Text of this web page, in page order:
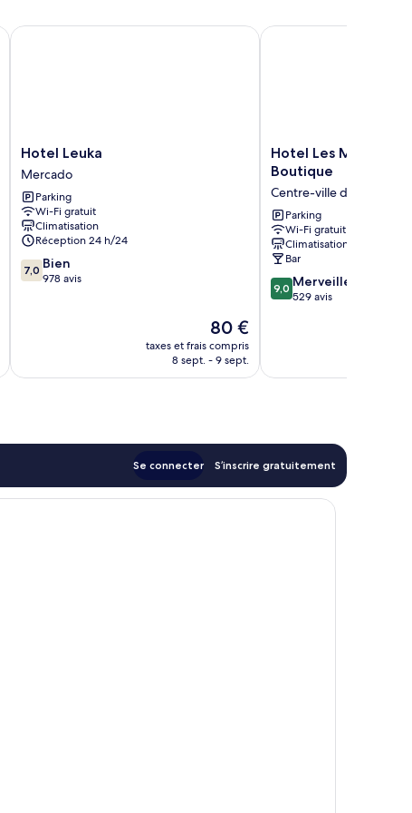
Hotel
Leuka
Mercado
Hotel Leuka
Mercado
Parking
Wi-Fi gratuit
Climatisation
Réception 24 h/24
7.0
sur
7,0 Bien
978 avis
Le
nouveau
prix
80 €
taxes et frais compris
8 sept. - 9 sept.
Hotel Leuka
Hotel
Les
Monges
Palace
Boutique
Centre-
ville
d’Alicante
Hotel Les Monges
Boutique
Centre-ville d’Alicante
Parking
Wi-Fi gratuit
Climatisation
Bar
9.0
sur
9,0 Merveilleux
529 avis
Hotel Les Monges
Se connecter S’inscrire gratuitement